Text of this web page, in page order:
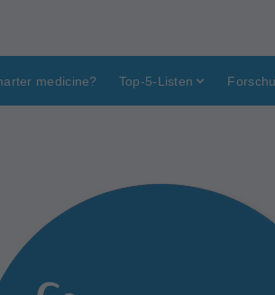
medicine? Top-5-Listen